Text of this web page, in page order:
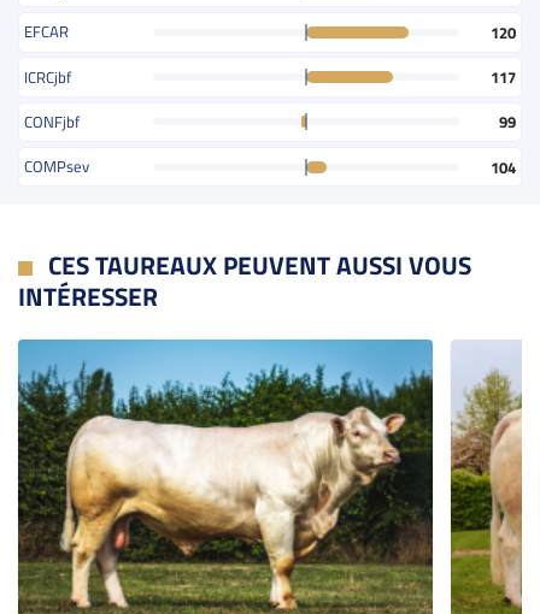
EFCAR
120
ICRCjbf
117
CONFjbf
99
COMPsev
104
CES TAUREAUX PEUVENT AUSSI VOUS
INTÉRESSER